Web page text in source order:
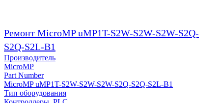
Ремонт MicroMP uMP1T-S2W-S2W-S2W-S2Q-
S2Q-S2L-B1
Производитель
MicroMP
Part Number
MicroMP uMP1T-S2W-S2W-S2W-S2Q-S2Q-S2L-B1
Тип оборудования